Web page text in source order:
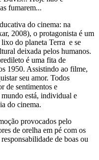
fumarem...
do cinema: na
2008), o protagonista é um
do planeta Terra e se
deixada pelos humanos.
é uma fita de
1950. Assistindo ao filme,
seu amor. Todos
de sentimentos e
está, individual e
do cinema.
provocados pelo
de orelha em pé com os
de boas ou